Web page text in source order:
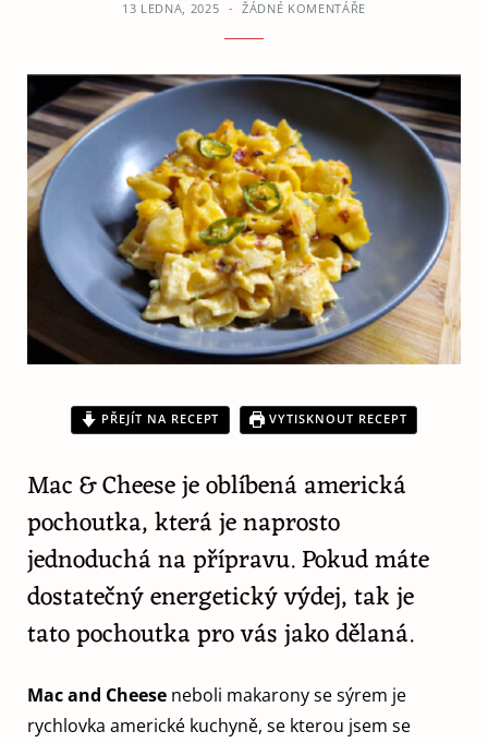
13 LEDNA, 2025 ŽÁDNÉ KOMENTÁŘE
PŘEJÍT NA RECEPT VYTISKNOUT RECEPT
Mac & Cheese je oblíbená americká
pochoutka, která je naprosto
jednoduchá na přípravu. Pokud máte
dostatečný energetický výdej, tak je
tato pochoutka pro vás jako dělaná.
Mac and Cheese neboli makarony se sýrem je
rychlovka americké kuchyně, se kterou jsem se